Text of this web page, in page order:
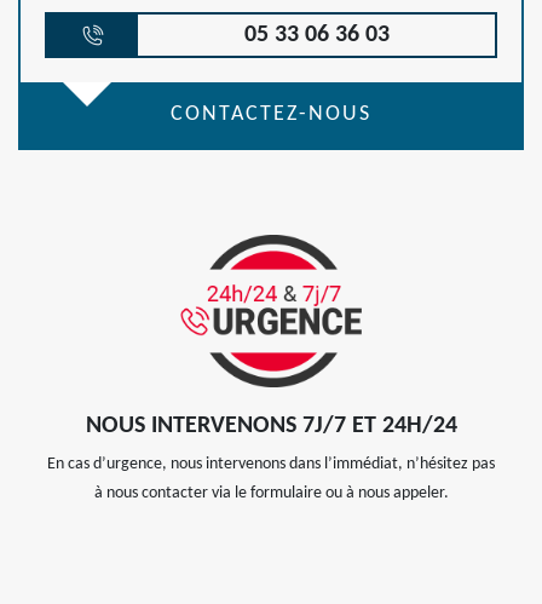
05 33 06 36 03
CONTACTEZ-NOUS
NOUS INTERVENONS 7J/7 ET 24H/24
En cas d’urgence, nous intervenons dans l’immédiat, n’hésitez pas
à nous contacter via le formulaire ou à nous appeler.